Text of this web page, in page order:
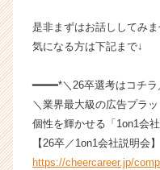
r
C
r
e
r）
是非まずはお話ししてみま
気になる方は下記まで↓
━━━━*＼26卒選考はコ
＼業界最大級の広告プラ
個性を輝かせる「1on1会
【26卒／1on1会社説明会】
https://cheercareer.jp/